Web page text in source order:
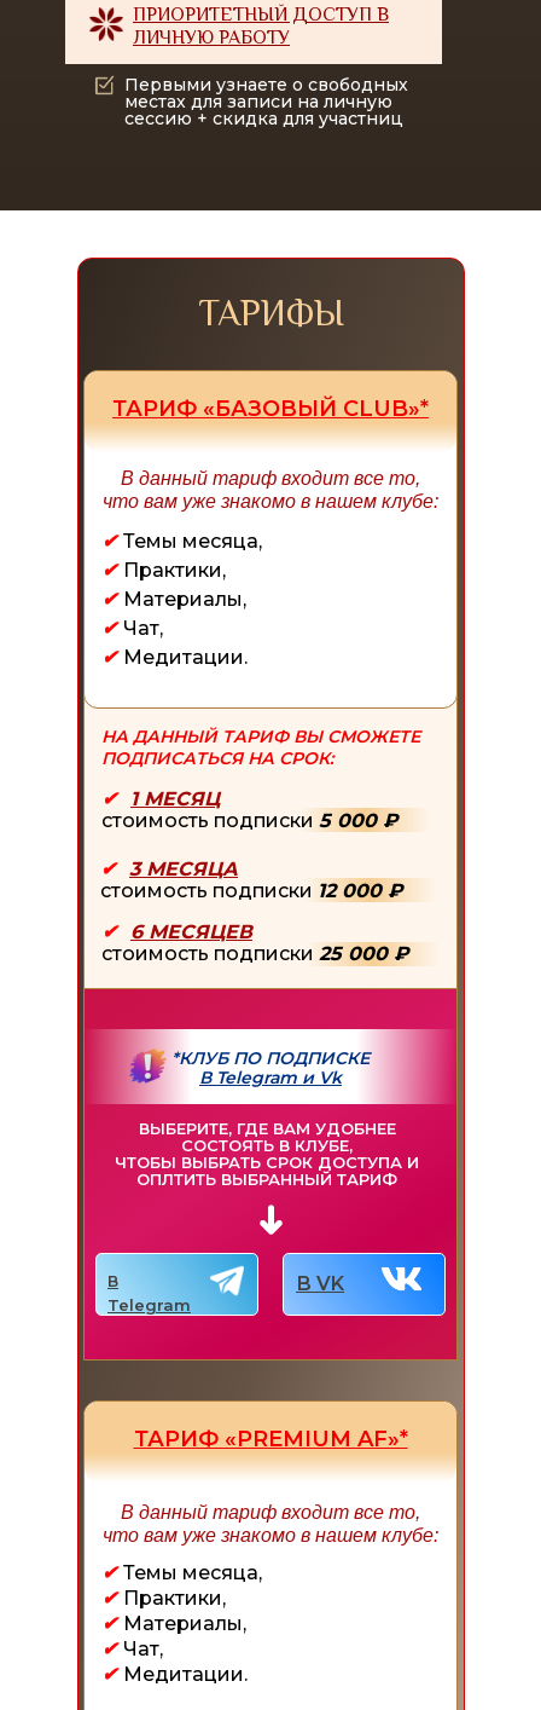
Первыми узнаете о свободных
местах для записи на личную
сессию + скидка для участниц
ПРИОРИТЕТНЫЙ ДОСТУП В
ЛИЧНУЮ РАБОТУ
В
Telegram
В VK
ВЫБЕРИТЕ, ГДЕ ВАМ УДОБНЕЕ
СОСТОЯТЬ В КЛУБЕ,
ЧТОБЫ ВЫБРАТЬ СРОК ДОСТУПА И
ОПЛТИТЬ ВЫБРАННЫЙ ТАРИФ
*КЛУБ ПО ПОДПИСКЕ
В Telegram и Vk
ТАРИФЫ
✔ 6 МЕСЯЦЕВ
стоимость подписки 25 000 ₽
✔ 3 МЕСЯЦА
стоимость подписки 12 000 ₽
✔ 1 МЕСЯЦ
стоимость подписки 5 000 ₽
НА ДАННЫЙ ТАРИФ ВЫ СМОЖЕТЕ
ПОДПИСАТЬСЯ НА СРОК:
В данный тариф входит все то,
что вам уже знакомо в нашем клубе:
✔Темы месяца,
✔ Практики,
✔ Материалы,
✔ Чат,
✔ Медитации.
ТАРИФ «БАЗОВЫЙ CLUB»*
✔Темы месяца,
✔ Практики,
✔ Материалы,
✔ Чат,
✔ Медитации.
ТАРИФ «PREMIUM AF»*
В данный тариф входит все то,
что вам уже знакомо в нашем клубе: